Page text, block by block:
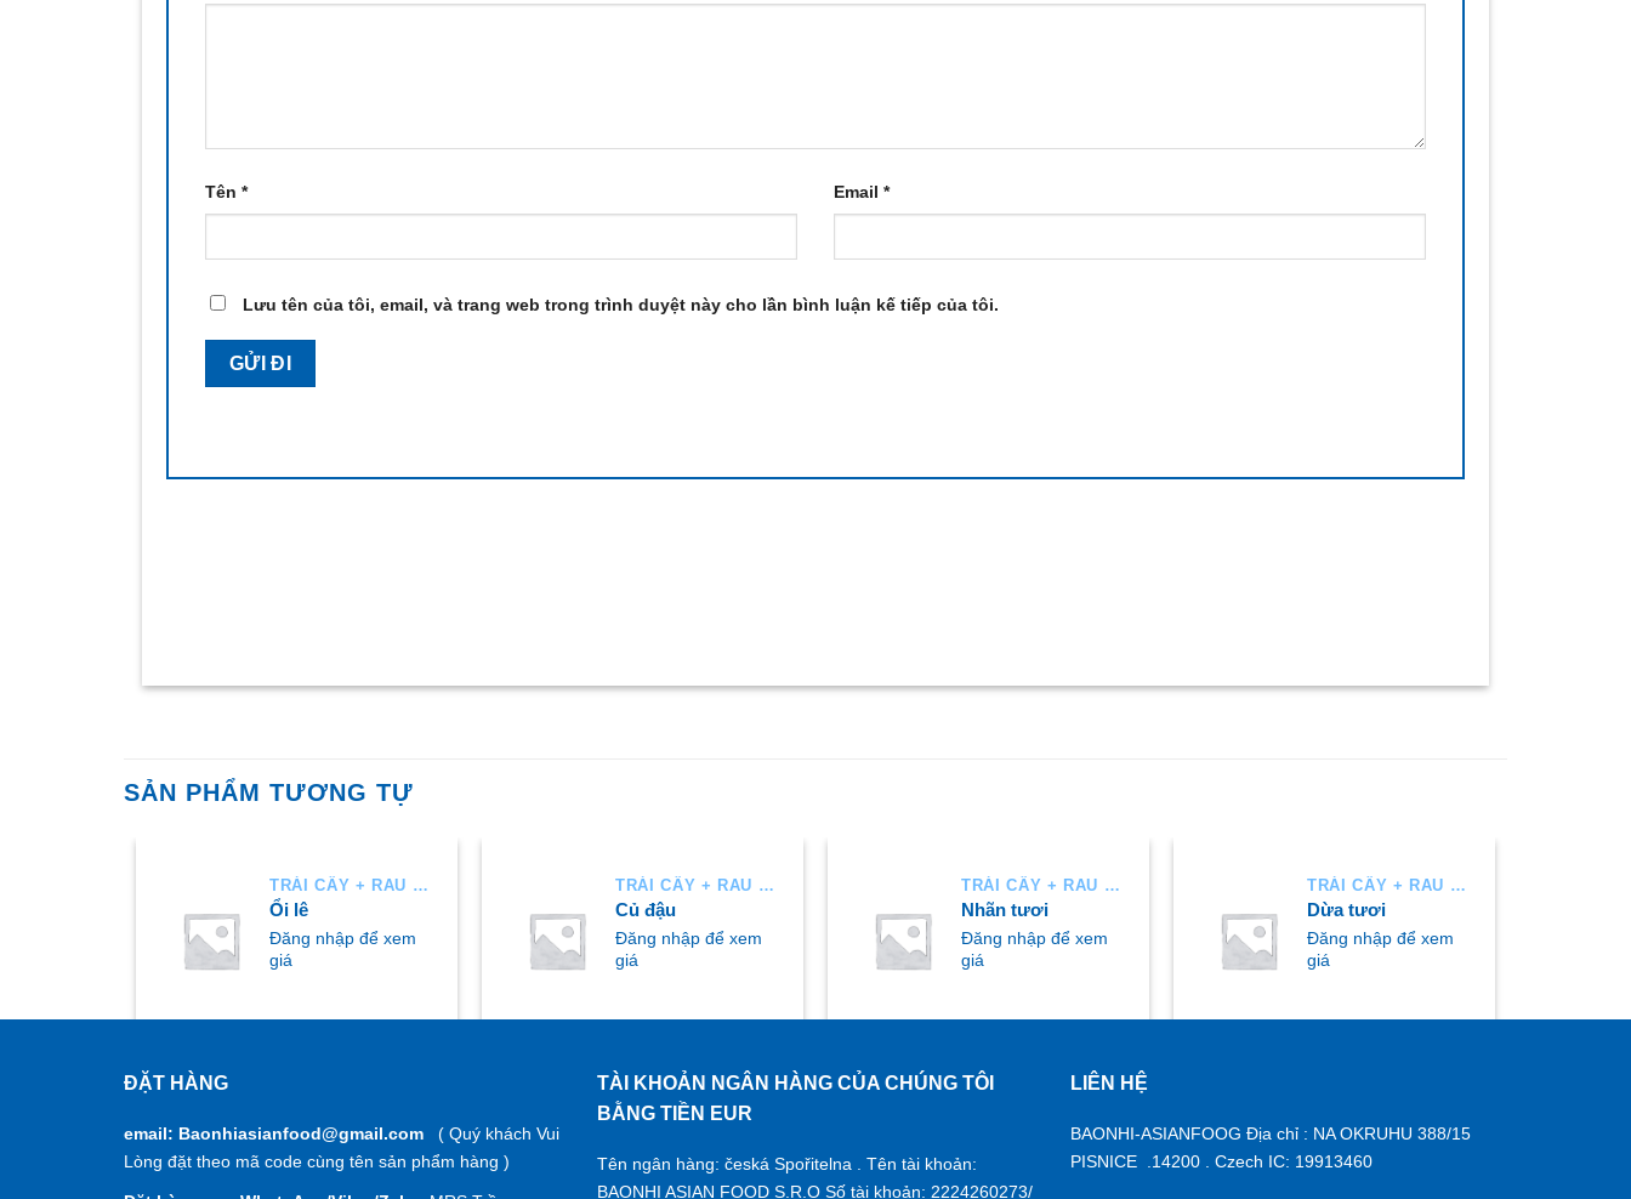
Tên * Email *
Lưu tên của tôi, email, và trang web trong trình duyệt này cho lần bình luận kế tiếp của tôi.
SẢN PHẨM TƯƠNG TỰ
TRÁI CÂY + RAU AIR
Ổi lê
Đăng nhập để xem
giá
TRÁI CÂY + RAU AIR
Củ đậu
Đăng nhập để xem
giá
MUA NGAY
TRÁI CÂY + RAU AIR
Nhãn tươi
Đăng nhập để xem
giá
TRÁI CÂY + RAU AIR
Dừa tươi
Đăng nhập để xem
giá
ĐẶT HÀNG
email: Baonhiasianfood@gmail.com ( Quý khách Vui
Lòng đặt theo mã code cùng tên sản phẩm hàng )
TÀI KHOẢN NGÂN HÀNG CỦA CHÚNG TÔI
BẰNG TIỀN EUR
Tên ngân hàng: česká Spořitelna . Tên tài khoản:
BAONHI ASIAN FOOD S.R.O Số tài khoản: 2224260273/
LIÊN HỆ
BAONHI-ASIANFOOG Địa chỉ : NA OKRUHU 388/15
PISNICE .14200 . Czech IC: 19913460